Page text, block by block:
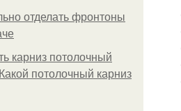
отделать фронтоны
карниз потолочный
потолочный карниз